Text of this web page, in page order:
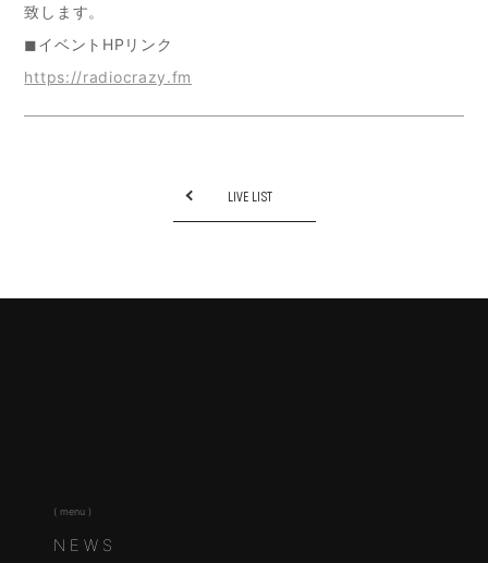
致します。
◼イベントHPリンク
https://radiocrazy.fm
LIVE LIST
( menu )
NEWS